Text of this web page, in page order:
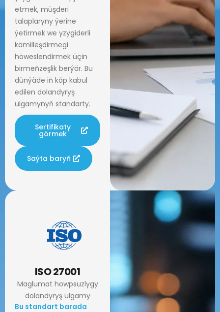
etmek, müşderi
talaplaryny ýerine
ýetirmek we yzygiderli
kämilleşdirmegi
höweslendirmek üçin
birmeňzeşlik berýär. Bu
dünýäde iň köp kabul
edilen dolandyryş
ulgamynyň standarty.
Sertifikaty
görmek
Saýta baryň
ISO 27001
Maglumat howpsuzlygy
dolandyryş ulgamy
Bu standart barada